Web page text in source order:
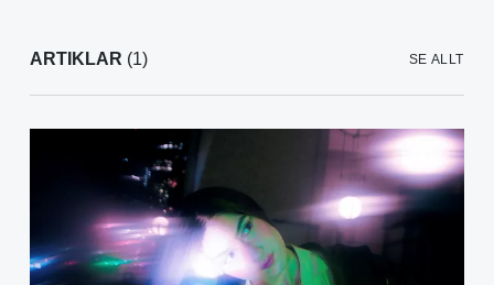
ARTIKLAR (1) SE ALLT